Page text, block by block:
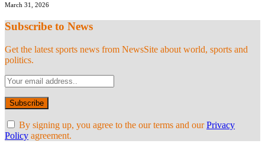
March 31, 2026
Subscribe to News
Get the latest sports news from NewsSite about world, sports and
politics.
By signing up, you agree to the our terms and ourPrivacy
Policy agreement.